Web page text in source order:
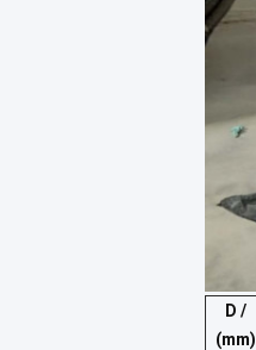
D /
(mm)